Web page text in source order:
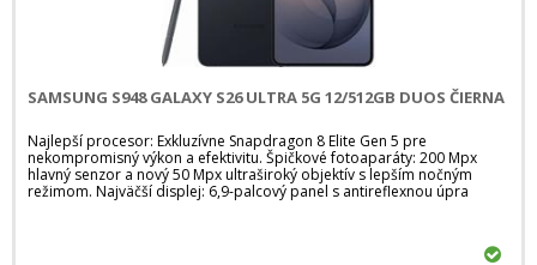
SAMSUNG S948 GALAXY S26 ULTRA 5G 12/512GB DUOS ČIERNA
Najlepší procesor: Exkluzívne Snapdragon 8 Elite Gen 5 pre
nekompromisný výkon a efektivitu. Špičkové fotoaparáty: 200 Mpx
hlavný senzor a nový 50 Mpx ultraširoký objektív s lepším nočným
režimom. Najväčší displej: 6,9-palcový panel s antireflexnou úpra